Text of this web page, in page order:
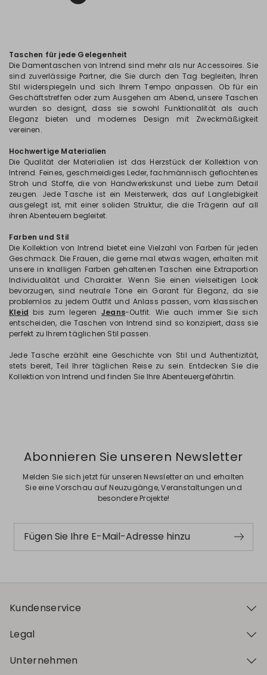
Taschen für jede Gelegenheit
Die Damentaschen von Intrend sind mehr als nur Accessoires. Sie
sind zuverlässige Partner, die Sie durch den Tag begleiten, Ihren
Stil widerspiegeln und sich Ihrem Tempo anpassen. Ob für ein
Geschäftstreffen oder zum Ausgehen am Abend, unsere Taschen
wurden so designt, dass sie sowohl Funktionalität als auch
Eleganz bieten und modernes Design mit Zweckmäßigkeit
vereinen.
Hochwertige Materialien
Die Qualität der Materialien ist das Herzstück der Kollektion von
Intrend. Feines, geschmeidiges Leder, fachmännisch geflochtenes
Stroh und Stoffe, die von Handwerkskunst und Liebe zum Detail
zeugen. Jede Tasche ist ein Meisterwerk, das auf Langlebigkeit
ausgelegt ist, mit einer soliden Struktur, die die Trägerin auf all
ihren Abenteuern begleitet.
Farben und Stil
Die Kollektion von Intrend bietet eine Vielzahl von Farben für jeden
Geschmack. Die Frauen, die gerne mal etwas wagen, erhalten mit
unsere in knalligen Farben gehaltenen Taschen eine Extraportion
Individualität und Charakter. Wenn Sie einen vielseitigen Look
bevorzugen, sind neutrale Töne ein Garant für Eleganz, da sie
problemlos zu jedem Outfit und Anlass passen, vom klassischen
Kleid bis zum legeren Jeans-Outfit. Wie auch immer Sie sich
entscheiden, die Taschen von Intrend sind so konzipiert, dass sie
perfekt zu Ihrem täglichen Stil passen.
Jede Tasche erzählt eine Geschichte von Stil und Authentizität,
stets bereit, Teil Ihrer täglichen Reise zu sein. Entdecken Sie die
Kollektion von Intrend und finden Sie Ihre Abenteuergefährtin.
Abonnieren Sie unseren Newsletter
Melden Sie sich jetzt für unseren Newsletter an und erhalten
Sie eine Vorschau auf Neuzugänge, Veranstaltungen und
besondere Projekte!
Fügen Sie Ihre E-Mail-Adresse hinzu
Kundenservice
Legal
Unternehmen